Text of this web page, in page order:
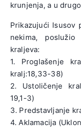
krunjenja, a u
Prikazujući Isusov
nekima, poslužio
kraljeva:
1. Proglašenje
kralj:18,33-38)
2. Ustoličenje
19,1-3)
3. Predstavljanje
4. Aklamacija